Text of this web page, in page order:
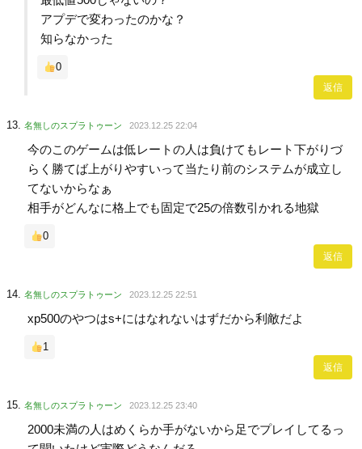
アプデで変わったのかな？
知らなかった
0
返信
名無しのスプラトゥーン 2023.12.25 22:04
今のこのゲームは低レートの人は負けてもレート下がりづ
らく勝てば上がりやすいって当たり前のシステムが成立し
てないからなぁ
相手がどんなに格上でも固定で25の倍数引かれる地獄
0
返信
名無しのスプラトゥーン 2023.12.25 22:51
xp500のやつはs+にはなれないはずだから利敵だよ
1
返信
名無しのスプラトゥーン 2023.12.25 23:40
2000未満の人はめくらか手がないから足でプレイしてるっ